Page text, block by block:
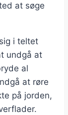
at søge
i teltet
undgå at
al
at røre
på jorden,